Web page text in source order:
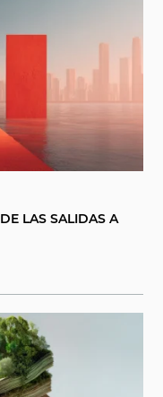
LAS SALIDAS A